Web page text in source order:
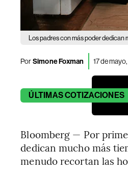
Los padres con más poder dedican
PorSimone Foxman 17 de
ÚLTIMASCOTIZACIONES
Bloomberg — Por
dedican mucho más
menudo recortan las